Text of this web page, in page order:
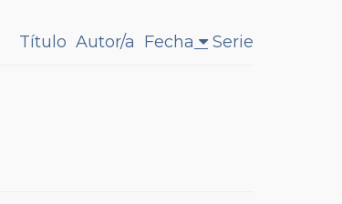
Título Autor/a Fecha Serie